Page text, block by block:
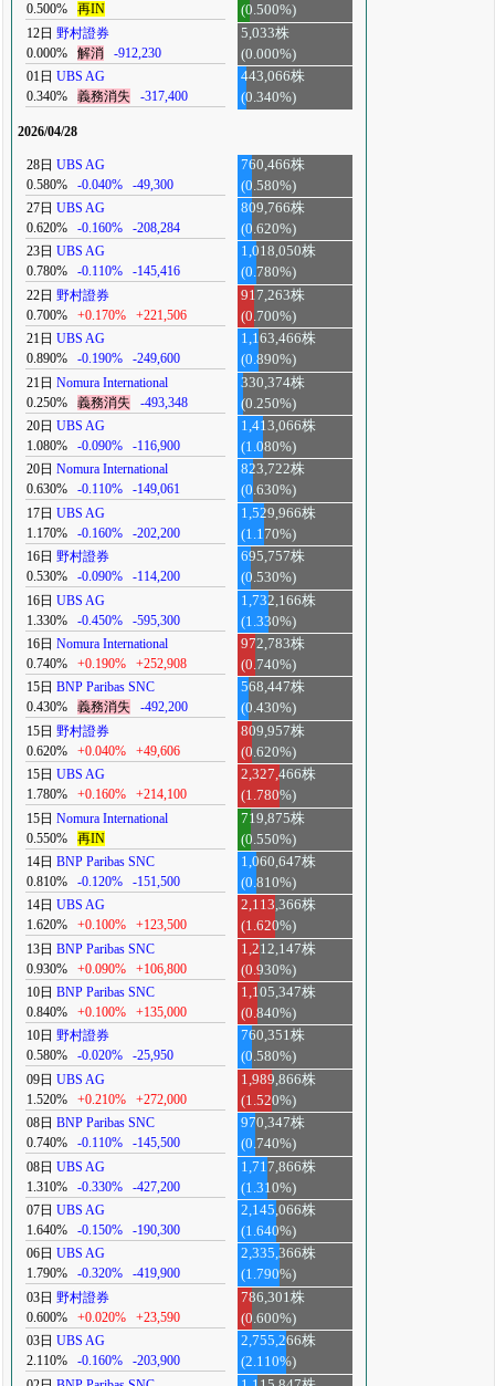
0.500%
再IN
(0.500%)
12日 野村證券
0.000%
解消 -912,230
5,033株
(0.000%)
01日 UBS AG
0.340%
義務消失 -317,400
443,066株
(0.340%)
2026/04/28
28日 UBS AG
0.580%
-0.040% -49,300
760,466株
(0.580%)
27日 UBS AG
0.620%
-0.160% -208,284
809,766株
(0.620%)
23日 UBS AG
0.780%
-0.110% -145,416
1,018,050株
(0.780%)
22日 野村證券
0.700%
+0.170% +221,506
917,263株
(0.700%)
21日 UBS AG
0.890%
-0.190% -249,600
1,163,466株
(0.890%)
21日 Nomura International
0.250%
義務消失 -493,348
330,374株
(0.250%)
20日 UBS AG
1.080%
-0.090% -116,900
1,413,066株
(1.080%)
20日 Nomura International
0.630%
-0.110% -149,061
823,722株
(0.630%)
17日 UBS AG
1.170%
-0.160% -202,200
1,529,966株
(1.170%)
16日 野村證券
0.530%
-0.090% -114,200
695,757株
(0.530%)
16日 UBS AG
1.330%
-0.450% -595,300
1,732,166株
(1.330%)
16日 Nomura International
0.740%
+0.190% +252,908
972,783株
(0.740%)
15日 BNP Paribas SNC
0.430%
義務消失 -492,200
568,447株
(0.430%)
15日 野村證券
0.620%
+0.040% +49,606
809,957株
(0.620%)
15日 UBS AG
1.780%
+0.160% +214,100
2,327,466株
(1.780%)
15日 Nomura International
0.550%
再IN
719,875株
(0.550%)
14日 BNP Paribas SNC
0.810%
-0.120% -151,500
1,060,647株
(0.810%)
14日 UBS AG
1.620%
+0.100% +123,500
2,113,366株
(1.620%)
13日 BNP Paribas SNC
0.930%
+0.090% +106,800
1,212,147株
(0.930%)
10日 BNP Paribas SNC
0.840%
+0.100% +135,000
1,105,347株
(0.840%)
10日 野村證券
0.580%
-0.020% -25,950
760,351株
(0.580%)
09日 UBS AG
1.520%
+0.210% +272,000
1,989,866株
(1.520%)
08日 BNP Paribas SNC
0.740%
-0.110% -145,500
970,347株
(0.740%)
08日 UBS AG
1.310%
-0.330% -427,200
1,717,866株
(1.310%)
07日 UBS AG
1.640%
-0.150% -190,300
2,145,066株
(1.640%)
06日 UBS AG
1.790%
-0.320% -419,900
2,335,366株
(1.790%)
03日 野村證券
0.600%
+0.020% +23,590
786,301株
(0.600%)
03日 UBS AG
2.110%
-0.160% -203,900
2,755,266株
(2.110%)